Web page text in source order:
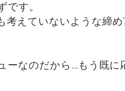
です。
考えていないような締
ーなのだから…もう既